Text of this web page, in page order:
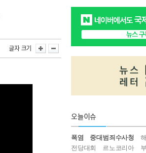
글자 크기
오늘이슈
폭염 중대범죄수사청
전당대회
르노코리아